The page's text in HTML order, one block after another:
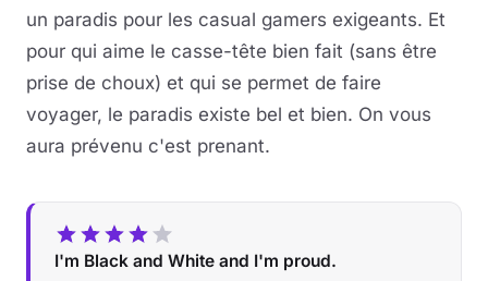
un paradis pour les casual gamers exigeants. Et
pour qui aime le casse-tête bien fait (sans être
prise de choux) et qui se permet de faire
voyager, le paradis existe bel et bien. On vous
aura prévenu c'est prenant.
I'm Black and White and I'm proud.